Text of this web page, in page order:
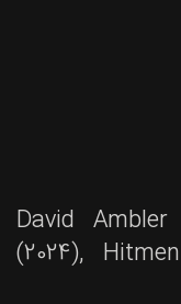
David
(2024),